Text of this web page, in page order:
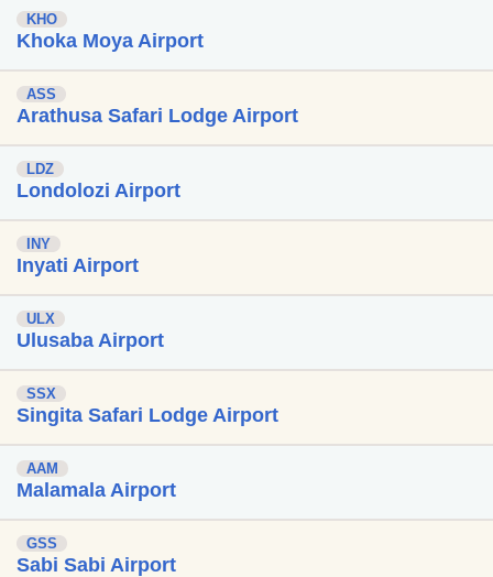
KHO
Khoka Moya Airport
ASS
Arathusa Safari Lodge Airport
LDZ
Londolozi Airport
INY
Inyati Airport
ULX
Ulusaba Airport
SSX
Singita Safari Lodge Airport
AAM
Malamala Airport
GSS
Sabi Sabi Airport